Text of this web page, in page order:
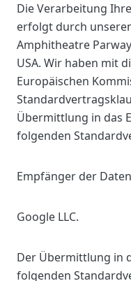
Die Verarbeitung
erfolgt durch
Amphitheatre
USA. Wir haben mit
Europäischen
Übermittlung in das
folgenden
Empfänger der
Google LLC.
Der Übermittlung in
folgenden